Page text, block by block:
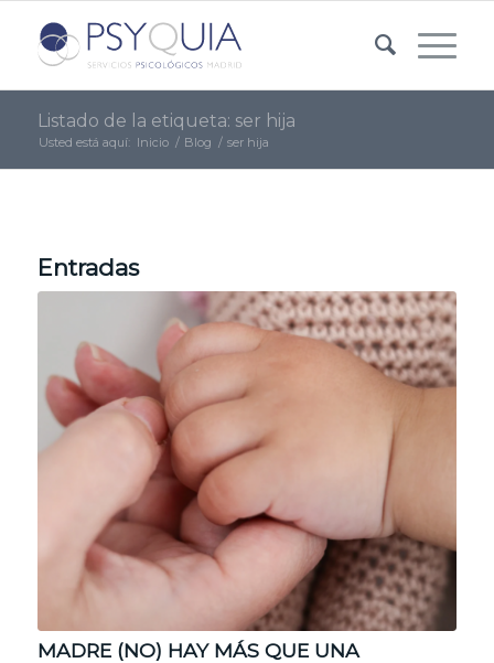
Listado de la etiqueta: ser hija
Usted está aquí: Inicio / Blog / ser hija
Entradas
MADRE (NO) HAY MÁS QUE UNA